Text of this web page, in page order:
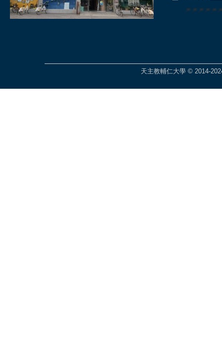
天主教輔仁大學 © 2014-